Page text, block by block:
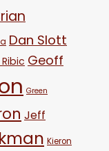
Dan Slott
Geoff
Green
Jeff
Kieron